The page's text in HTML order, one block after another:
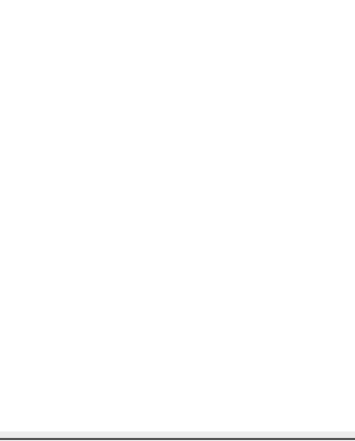
Массажная кровать купить для массажа спины массажный